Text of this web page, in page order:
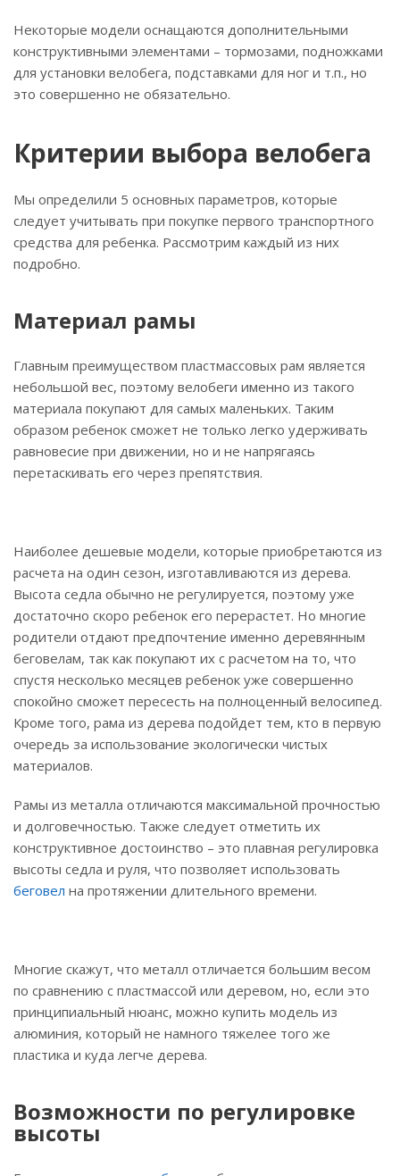
Некоторые модели оснащаются дополнительными
конструктивными элементами – тормозами, подножками
для установки велобега, подставками для ног и т.п., но
это совершенно не обязательно.
Критерии выбора велобега
Мы определили 5 основных параметров, которые
следует учитывать при покупке первого транспортного
средства для ребенка. Рассмотрим каждый из них
подробно.
Материал рамы
Главным преимуществом пластмассовых рам является
небольшой вес, поэтому велобеги именно из такого
материала покупают для самых маленьких. Таким
образом ребенок сможет не только легко удерживать
равновесие при движении, но и не напрягаясь
перетаскивать его через препятствия.
Наиболее дешевые модели, которые приобретаются из
расчета на один сезон, изготавливаются из дерева.
Высота седла обычно не регулируется, поэтому уже
достаточно скоро ребенок его перерастет. Но многие
родители отдают предпочтение именно деревянным
беговелам, так как покупают их с расчетом на то, что
спустя несколько месяцев ребенок уже совершенно
спокойно сможет пересесть на полноценный велосипед.
Кроме того, рама из дерева подойдет тем, кто в первую
очередь за использование экологически чистых
материалов.
Рамы из металла отличаются максимальной прочностью
и долговечностью. Также следует отметить их
конструктивное достоинство – это плавная регулировка
высоты седла и руля, что позволяет использовать
беговел на протяжении длительного времени.
Многие скажут, что металл отличается большим весом
по сравнению с пластмассой или деревом, но, если это
принципиальный нюанс, можно купить модель из
алюминия, который не намного тяжелее того же
пластика и куда легче дерева.
Возможности по регулировке
высоты